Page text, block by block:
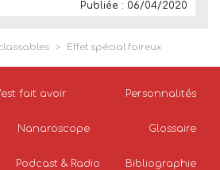
Publiée : 06/04/2020
Effet spécial foireux
fait avoir Personnalités
Nanaroscope Glossaire
Podcast & Radio Bibliographie